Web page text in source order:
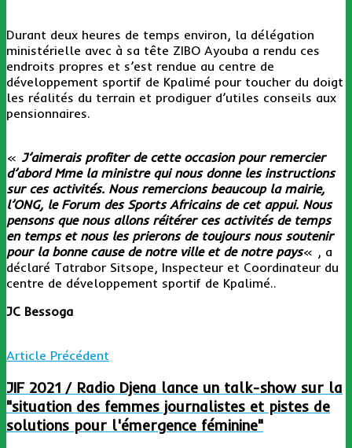
Durant deux heures de temps environ, la délégation
ministérielle avec à sa tête ZIBO Ayouba a rendu ces
endroits propres et s’est rendue au centre de
développement sportif de Kpalimé pour toucher du doigt
les réalités du terrain et prodiguer d’utiles conseils aux
pensionnaires.
« J’aimerais profiter de cette occasion pour remercier
d’abord Mme la ministre qui nous donne les instructions
sur ces activités. Nous remercions beaucoup la mairie,
l’ONG, le Forum des Sports Africains de cet appui. Nous
pensons que nous allons réitérer ces activités de temps
en temps et nous les prierons de toujours nous soutenir
pour la bonne cause de notre ville et de notre pays« , a
déclaré Tatrabor Sitsope, Inspecteur et Coordinateur du
centre de développement sportif de Kpalimé..
JC Bessoga
Article Précédent
JIF 2021 / Radio Djena lance un talk-show sur la
"situation des femmes journalistes et pistes de
solutions pour l'émergence féminine"